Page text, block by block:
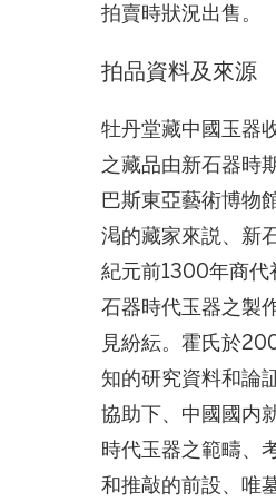
拍賣時狀況出售。
拍品資料及來源
牡丹堂藏中國玉器
之藏品由新石器時
巴斯東亞藝術博物
渇的藏家來説、新
紀元前1300年商代
石器時代玉器之製
見紛紜。霍氏於
知的研究資料和論
協助下、中國國内
時代玉器之範疇、
和推敲的前設、唯